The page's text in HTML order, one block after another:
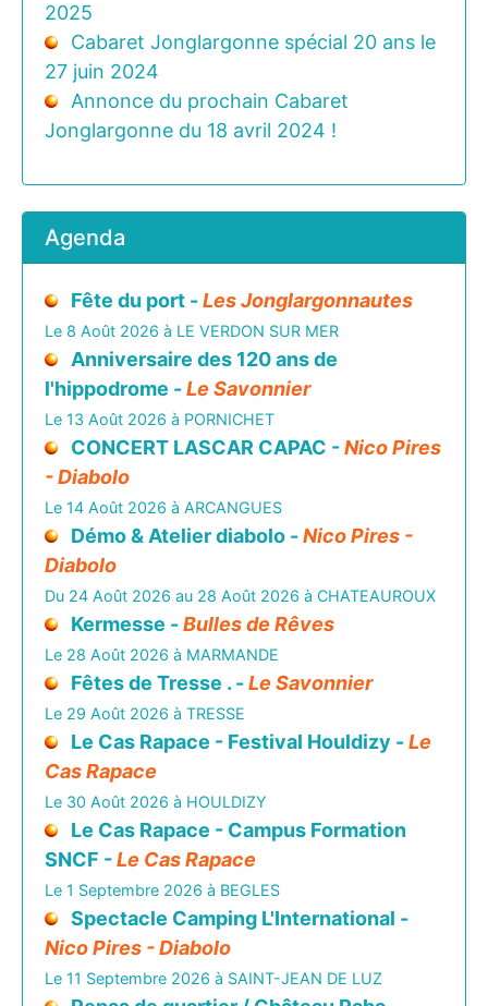
2025
Cabaret Jonglargonne spécial 20 ans le
27 juin 2024
Annonce du prochain Cabaret
Jonglargonne du 18 avril 2024 !
Agenda
Fête du port -Les Jonglargonnautes
Le 8 Août 2026 à LE VERDON SUR MER
Anniversaire des 120 ans de
l'hippodrome -Le Savonnier
Le 13 Août 2026 à PORNICHET
CONCERT LASCAR CAPAC -Nico Pires
- Diabolo
Le 14 Août 2026 à ARCANGUES
Démo & Atelier diabolo -Nico Pires -
Diabolo
Du 24 Août 2026 au 28 Août 2026 à CHATEAUROUX
Kermesse -Bulles de Rêves
Le 28 Août 2026 à MARMANDE
Fêtes de Tresse . -Le Savonnier
Le 29 Août 2026 à TRESSE
Le Cas Rapace - Festival Houldizy -Le
Cas Rapace
Le 30 Août 2026 à HOULDIZY
Le Cas Rapace - Campus Formation
SNCF -Le Cas Rapace
Le 1 Septembre 2026 à BEGLES
Spectacle Camping L'International -
Nico Pires - Diabolo
Le 11 Septembre 2026 à SAINT-JEAN DE LUZ